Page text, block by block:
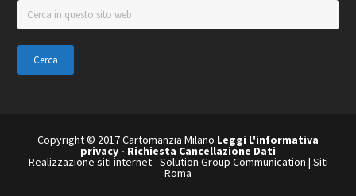
Cerca
in
questo
sito
web
Copyright © 2017 Cartomanzia Milano Leggi L'informativa
privacy - Richiesta Cancellazione Dati
Realizzazione siti internet-Solution Group Communication | Siti
Roma